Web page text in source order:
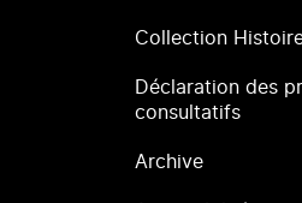
Collection
Déclaration des
consultatifs
Archive